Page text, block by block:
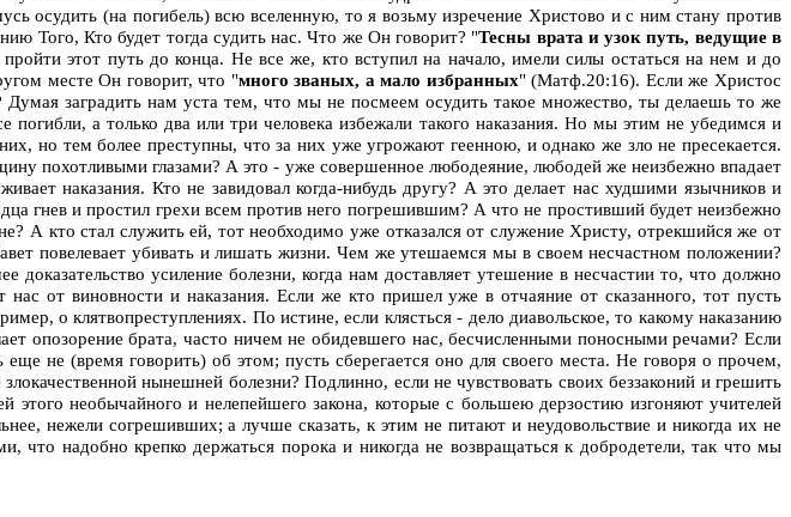
осудить (на погибель) всю вселенную, то я возьму изречение Христово и с ним стану против
Того, Кто будет тогда судить нас. Что же Он говорит? "Тесны врата и узок путь, ведущие в
этот путь до конца. Не все же, кто вступил на начало, имели силы остаться на нем и до
месте Он говорит, что "много званых, а мало избранных" (Матф.20:16). Если же Христос
заградить нам уста тем, что мы не посмеем осудить такое множество, ты делаешь то же
а только два или три человека избежали такого наказания. Но мы этим не убедимся и
но тем более преступны, что за них уже угрожают геенною, и однако же зло не пресекается.
похотливыми глазами? А это - уже совершенное любодеяние, любодей же неизбежно впадает
наказания. Кто не завидовал когда-нибудь другу? А это делает нас худшими язычников и
гнев и простил грехи всем против него погрешившим? А что не простивший будет неизбежно
А кто стал служить ей, тот необходимо уже отказался от служение Христу, отрекшийся же от
повелевает убивать и лишать жизни. Чем же утешаемся мы в своем несчастном положении?
усиление болезни, когда нам доставляет утешение в несчастии то, что должно
от виновности и наказания. Если же кто пришел уже в отчаяние от сказанного, тот пусть
о клятвопреступлениях. По истине, если клясться - дело диавольское, то какому наказанию
опозорение брата, часто ничем не обидевшего нас, бесчисленными поносными речами? Если
не (время говорить) об этом; пусть сберегается оно для своего места. Не говоря о прочем,
нынешней болезни? Подлинно, если не чувствовать своих беззаконий и грешить
этого необычайного и нелепейшего закона, которые с большею дерзостию изгоняют учителей
нежели согрешивших; а лучше сказать, к этим не питают и неудовольствие и никогда их не
надобно крепко держаться порока и никогда не возвращаться к добродетели, так что мы